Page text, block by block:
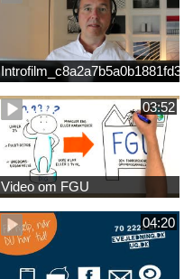
03:52
Video om FGU
04:20